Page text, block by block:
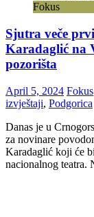
Fokus
Sjutra veče
Karadaglić na
pozorišta
April 5, 2024 Fokus
izvještaji, Podgorica
Danas je u
za novinare
Karadaglić koji će
nacionalnog teatra.